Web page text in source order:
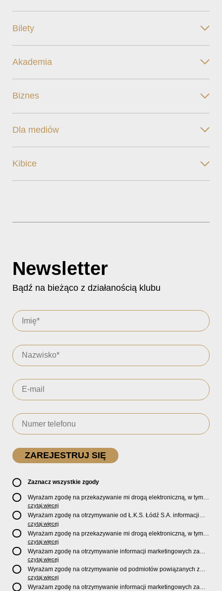
Bilety
Akademia
Biznes
Dla mediów
Kibice
Newsletter
Bądź na bieżąco z działanością klubu
Zaznacz wszystkie zgody
Wyrażam zgodę na przekazywanie mi drogą elektroniczną, w tym
pocztą e-mail, oficjalnego newslettera oraz informacji o zniżkach,
promocjach, nowościach, biletach, karnetach, ofercie sklepu U2
Store oraz serwisu bilety.lkslodz.pl i innych produktach oraz
usługach oferowanych przez Ł.K.S. Łódź S.A.
czytaj więcej
Wyrażam zgodę na otrzymywanie od Ł.K.S. Łódź S.A. informacji
marketingowych dotyczących działalności spółki, ofert, wydarzeń i
produktów za pośrednictwem wiadomości SMS oraz połączeń
telefonicznych.
czytaj więcej
Wyrażam zgodę na przekazywanie mi drogą elektroniczną, w tym
pocztą e-mail, informacji handlowych i marketingowych o
produktach, usługach i działalnościSponsorów i PartnerówŁ.K.S.
Łódź S.A.
czytaj więcej
Wyrażam zgodę na otrzymywanie informacji marketingowych za
pośrednictwem wiadomości SMS oraz połączeń telefonicznych
odSponsorów i PartnerówŁ.K.S. Łódź S.A.
czytaj więcej
Wyrażam zgodę na otrzymywanie od podmiotów powiązanych z
Ł.K.S. Łódź S.A., tj. Fundacji ŁKS oraz Sport Catering sp. z
o.o. informacji marketingowych oraz informacji handlowych o
czytaj więcej
Wyrażam zgodę na otrzymywanie informacji marketingowych za